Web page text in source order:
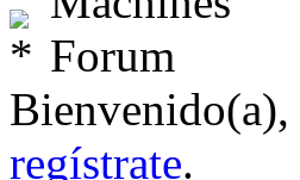
Bienvenido(a),
regístrate.